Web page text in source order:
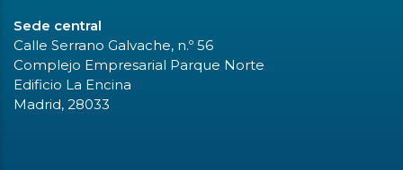
Sede central
Calle Serrano Galvache, n.º 56
Complejo Empresarial Parque Norte
Edificio La Encina
Madrid, 28033